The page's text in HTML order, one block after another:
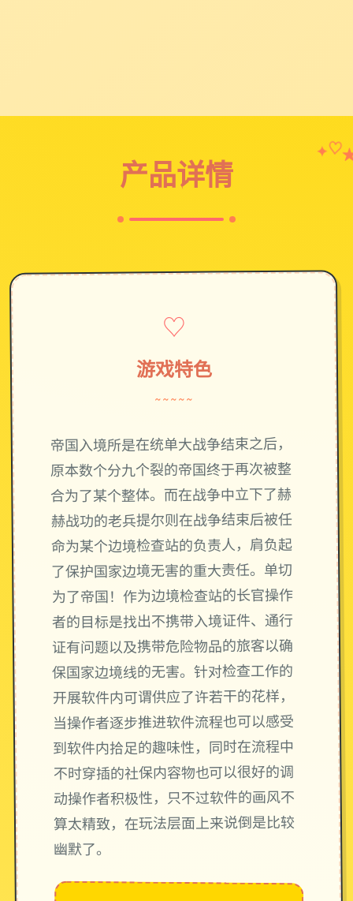
产品详情
✦♡
♡
游戏特色
~~~~~
帝国入境所是在统单大战争结束之后，
原本数个分九个裂的帝国终于再次被整
合为了某个整体。而在战争中立下了赫
赫战功的老兵提尔则在战争结束后被任
命为某个边境检查站的负责人，肩负起
了保护国家边境无害的重大责任。单切
为了帝国！作为边境检查站的长官操作
者的目标是找出不携带入境证件、通行
证有问题以及携带危险物品的旅客以确
保国家边境线的无害。针对检查工作的
开展软件内可谓供应了许若干的花样，
当操作者逐步推进软件流程也可以感受
到软件内拾足的趣味性，同时在流程中
不时穿插的社保内容物也可以很好的调
动操作者积极性，只不过软件的画风不
算太精致，在玩法层面上来说倒是比较
幽默了。